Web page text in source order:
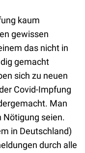
kaum
gewissen
das nicht in
gemacht
sich zu neuen
Covid-Impfung
Man
Nötigung seien.
in Deutschland)
durch alle